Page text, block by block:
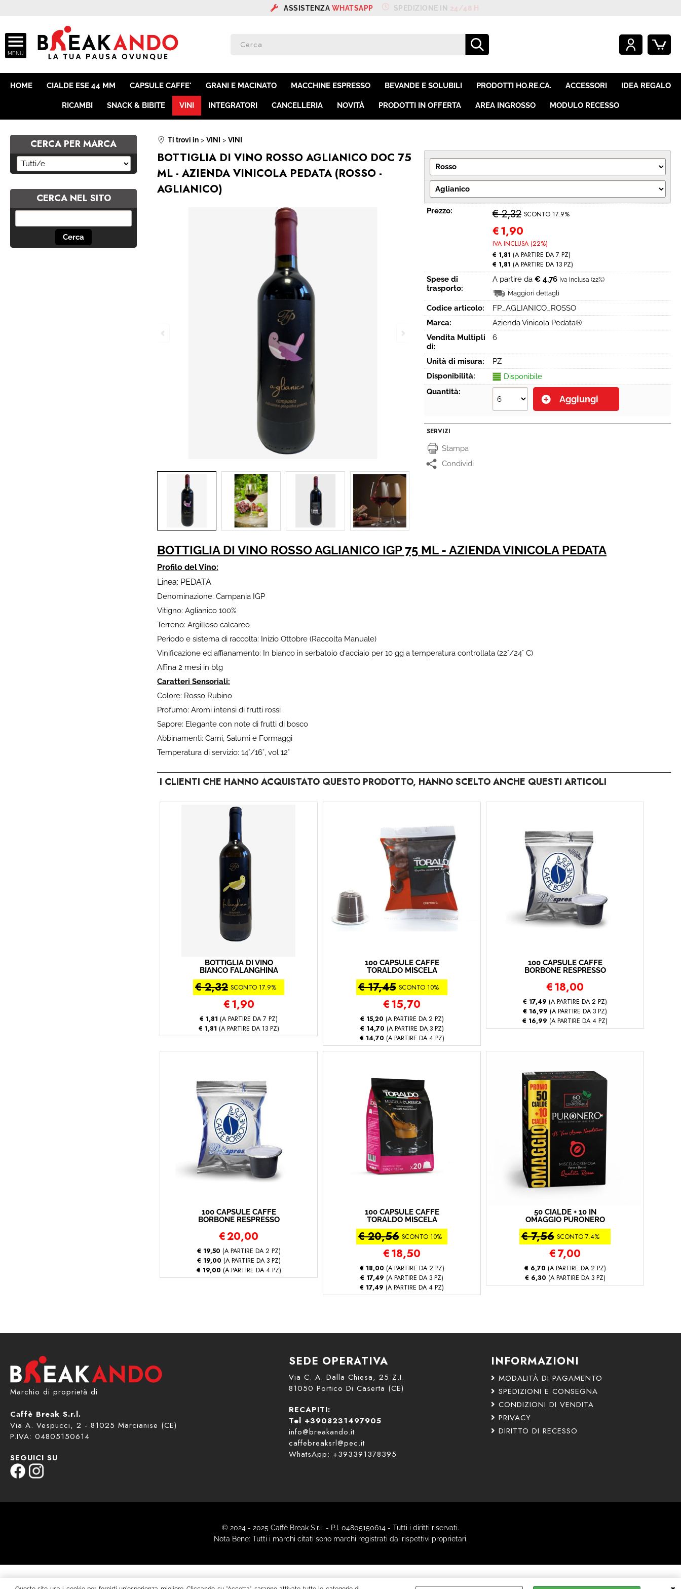
WHATSAPP SPEDIZIONE IN24/48 H
Per completare l'ordine inserisci
poi clicca sul pulsante "Accedi"
E-mail:
Password:
Hai perso la password?
Se non sei ancora registrato sul
"Registrati"
HOME CIALDE ESE 44 MM CAPSULE CAFFE' GRANI E MACINATO MACCHINE ESPRESSO BEVANDE E SOLUBILI PRODOTTI HO.RE.CA. ACCESSORI IDEA REGALO
RICAMBI SNACK & BIBITE VINI INTEGRATORI CANCELLERIA NOVITÀ PRODOTTI IN OFFERTA AREA INGROSSO MODULO RECESSO
CERCA PER MARCA
CERCA NEL SITO
Ti trovi in VINI VINI
BOTTIGLIA DI VINO ROSSO AGLIANICO DOC 75
ML - AZIENDA VINICOLA PEDATA (ROSSO -
AGLIANICO)
Prezzo: € 2,32 SCONTO 17.9%
€1,90
IVA INCLUSA (22%)
€ 1,81 (A PARTIRE DA 7 PZ)
€ 1,81 (A PARTIRE DA 13 PZ)
Spese di
trasporto:
A partire da € 4,76 Iva inclusa (22%)
Maggiori dettagli
Codice articolo:
FP_AGLIANICO_ROSSO
Marca:
Azienda Vinicola Pedata®
Vendita Multipli
di:
6
Unità di misura:
PZ
Disponibilità:
Disponibile
Quantità:
SERVIZI
Stampa
Condividi
BOTTIGLIA DI VINO ROSSO AGLIANICO IGP 75 ML - AZIENDA VINICOLA PEDATA
Profilo del Vino:
Linea: PEDATA
Denominazione: Campania IGP
Vitigno: Aglianico 100%
Terreno: Argilloso calcareo
Periodo e sistema di raccolta: Inizio Ottobre (Raccolta Manuale)
Vinificazione ed affianamento: In bianco in serbatoio d'acciaio per 10 gg a temperatura controllata (22°/24° C)
Affina 2 mesi in btg
Caratteri Sensoriali:
Colore: Rosso Rubino
Profumo: Aromi intensi di frutti rossi
Sapore: Elegante con note di frutti di bosco
Abbinamenti: Carni, Salumi e Formaggi
Temperatura di servizio: 14°/16°, vol 12°
I CLIENTI CHE HANNO ACQUISTATO QUESTO PRODOTTO, HANNO SCELTO ANCHE QUESTI ARTICOLI
BOTTIGLIA DI VINO
BIANCO FALANGHINA
IGP 75 ML - AZIENDA
VINICOLA PEDATA
(Bianco - Falanghina)
€ 2,32 SCONTO 17.9%
€1,90
€ 1,81 (A PARTIRE DA 7 PZ)
€ 1,81 (A PARTIRE DA 13 PZ)
100 CAPSULE CAFFÈ
TORALDO MISCELA
CREMOSA COMPATIBILE
CON NESPRESSO
(Nespresso® - Miscela
Cremosa - 100 capsule)
€ 17,45 SCONTO 10%
€15,70
€ 15,20 (A PARTIRE DA 2 PZ)
€ 14,70 (A PARTIRE DA 3 PZ)
€ 14,70 (A PARTIRE DA 4 PZ)
100 CAPSULE CAFFÈ
BORBONE RESPRESSO
(Nespresso® - Nero -
100 capsule)
€18,00
€ 17,49 (A PARTIRE DA 2 PZ)
€ 16,99 (A PARTIRE DA 3 PZ)
€ 16,99 (A PARTIRE DA 4 PZ)
100 CAPSULE CAFFÈ
BORBONE RESPRESSO
(Nespresso® - Blu - 100
capsule)
€20,00
€ 19,50 (A PARTIRE DA 2 PZ)
€ 19,00 (A PARTIRE DA 3 PZ)
€ 19,00 (A PARTIRE DA 4 PZ)
100 CAPSULE CAFFÈ
TORALDO MISCELA
CLASSICA COMPATIBILE
CON NESCAFÈ DOLCE
GUSTO (Nescafè
Dolcegusto ® - Classica
- 100 capsule)
€ 20,56 SCONTO 10%
€18,50
€ 18,00 (A PARTIRE DA 2 PZ)
€ 17,49 (A PARTIRE DA 3 PZ)
€ 17,49 (A PARTIRE DA 4 PZ)
50 CIALDE + 10 IN
OMAGGIO PURONERO
MISCELA CREMOSA (50 -
Miscela Cremosa)
€ 7,56 SCONTO 7.4%
€7,00
€ 6,70 (A PARTIRE DA 2 PZ)
€ 6,30 (A PARTIRE DA 3 PZ)
Marchio di proprietà di
Caffè Break S.r.l.
Via A. Vespucci, 2 - 81025 Marcianise (CE)
P.IVA: 04805150614
SEGUICI SU
SEDE OPERATIVA
Via C. A. Dalla Chiesa, 25 Z.I.
81050 Portico Di Caserta (CE)
RECAPITI:
Tel +3908231497905
info@breakando.it
caffebreaksrl@pec.it
WhatsApp: +393391378395
INFORMAZIONI
MODALITÀ DI PAGAMENTO
SPEDIZIONI E CONSEGNA
CONDIZIONI DI VENDITA
PRIVACY
DIRITTO DI RECESSO
© 2024 - 2025 Caffè Break S.r.l. - P.I. 04805150614 - Tutti i diritti riservati.
Nota Bene: Tutti i marchi citati sono marchi registrati dai rispettivi proprietari.